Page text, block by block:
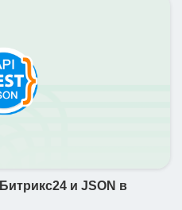
и JSON в